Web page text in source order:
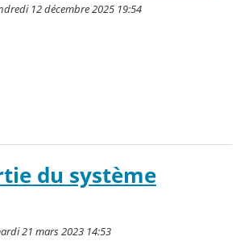
12 décembre 2025 19:54
du système
21 mars 2023 14:53